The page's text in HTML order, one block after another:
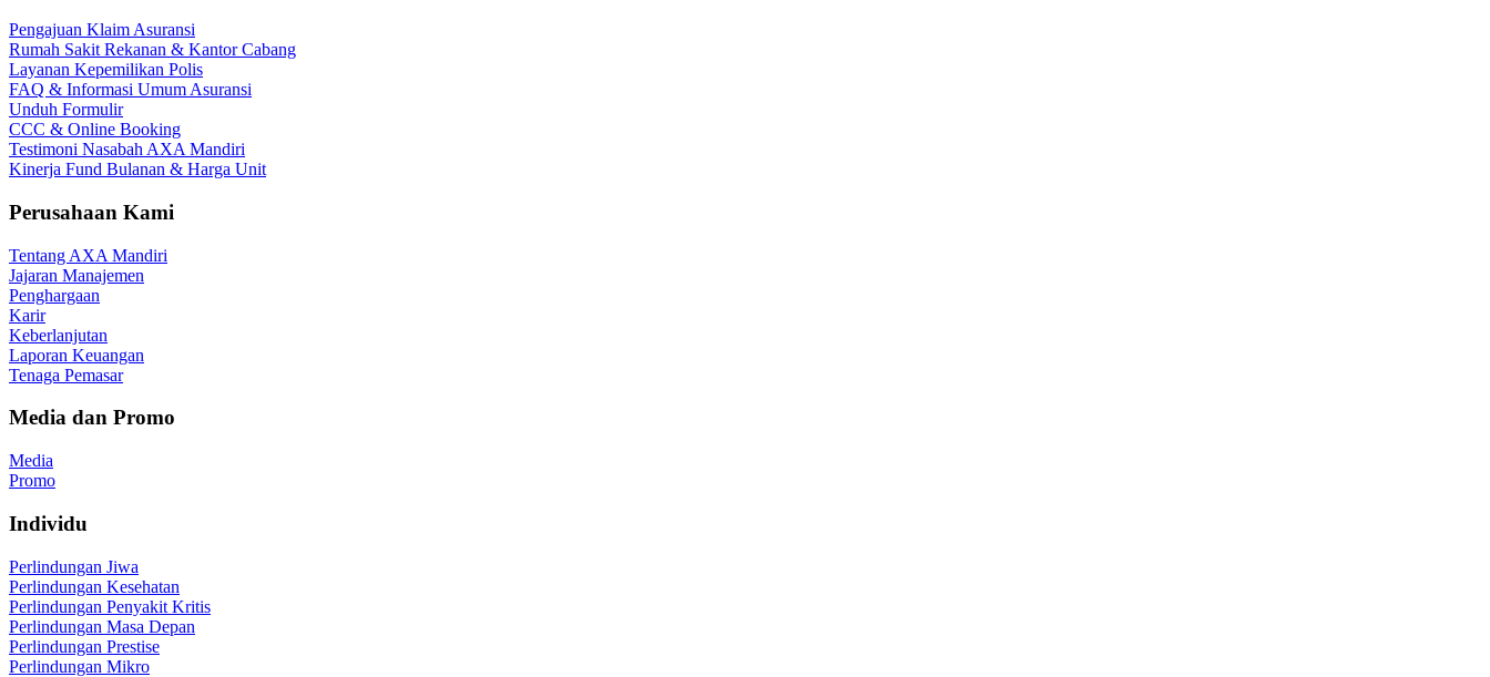
Pengajuan Klaim Asuransi
Rumah Sakit Rekanan & Kantor Cabang
Layanan Kepemilikan Polis
FAQ & Informasi Umum Asuransi
Unduh Formulir
CCC & Online Booking
Testimoni Nasabah AXA Mandiri
Kinerja Fund Bulanan & Harga Unit
Perusahaan Kami
Tentang AXA Mandiri
Jajaran Manajemen
Penghargaan
Karir
Keberlanjutan
Laporan Keuangan
Tenaga Pemasar
Media dan Promo
Media
Promo
Individu
Perlindungan Jiwa
Perlindungan Kesehatan
Perlindungan Penyakit Kritis
Perlindungan Masa Depan
Perlindungan Prestise
Perlindungan Mikro